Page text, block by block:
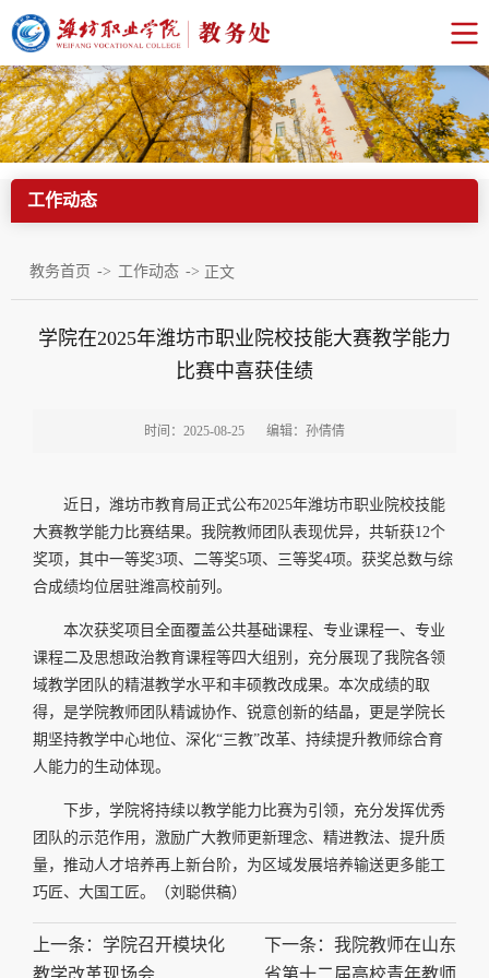
工作动态
教务首页 -> 工作动态 -> 正文
学院在2025年潍坊市职业院校技能大赛教学能力
比赛中喜获佳绩
时间：2025-08-25 编辑：孙倩倩
近日，潍坊市教育局正式公布2025年潍坊市职业院校技能
大赛教学能力比赛结果。我院教师团队表现优异，共斩获12个
奖项，其中一等奖3项、二等奖5项、三等奖4项。获奖总数与综
合成绩均位居驻潍高校前列。
本次获奖项目全面覆盖公共基础课程、专业课程一、专业
课程二及思想政治教育课程等四大组别，充分展现了我院各领
域教学团队的精湛教学水平和丰硕教改成果。本次成绩的取
得，是学院教师团队精诚协作、锐意创新的结晶，更是学院长
期坚持教学中心地位、深化“三教”改革、持续提升教师综合育
人能力的生动体现。
下步，学院将持续以教学能力比赛为引领，充分发挥优秀
团队的示范作用，激励广大教师更新理念、精进教法、提升质
量，推动人才培养再上新台阶，为区域发展培养输送更多能工
巧匠、大国工匠。（刘聪供稿）
上一条：学院召开模块化
教学改革现场会
下一条：我院教师在山东
省第十二届高校青年教师